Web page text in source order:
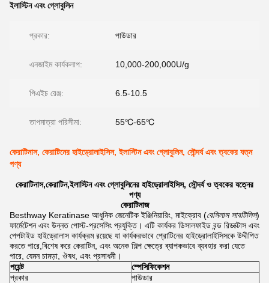
ইলাস্টিন এবং গ্লোবুলিন
প্রকার: পাউডার
এনজাইম কার্যকলাপ: 10,000-200,000U/g
পিএইচ রেঞ্জ: 6.5-10.5
তাপমাত্রা পরিসীমা: 55℃-65℃
কেরাটিনাস, কেরাটিনের হাইড্রোলাইসিস, ইলাস্টিন এবং গ্লোবুলিন, সৌন্দর্য এবং ত্বকের যত্ন
পণ্য
কেরাটিনাস,কেরাটিন,ইলাস্টিন এবং গ্লোবুলিনের হাইড্রোলাইসিস, সৌন্দর্য ও ত্বকের যত্নের
পণ্য
কেরাটিনাজ
Besthway Keratinase আধুনিক জেনেটিক ইঞ্জিনিয়ারিং, মাইক্রোব (বেসিলাস সাবটিলিস)
ফার্মেটেশন এবং উন্নত পোস্ট-প্রসেসিং প্রযুক্তি। এটি কার্যকর ডিসালফাইড বন্ড রিডাক্টাস এবং
পেপটাইড হাইড্রোলাস কার্যক্রম রয়েছে যা কার্যকরভাবে প্রোটিনের হাইড্রোলাইসিসকে উদ্দীপিত
করতে পারে,বিশেষ করে কেরাটিন, এবং অনেক শিল্প ক্ষেত্রে ব্যাপকভাবে ব্যবহার করা যেতে
পারে, যেমন চামড়া, ঔষধ, এবং প্রসাধনী।
পয়েন্ট
স্পেসিফিকেশন
প্রকার
পাউডার